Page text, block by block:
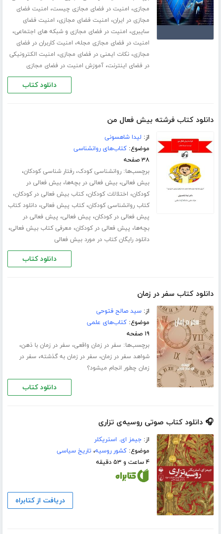
مجازی، امنیت در فضای مجازی چیست، امنیت فضای
مجازی در ایران، امنیت فضای مجازی، امنیت فضای
سایبری، امنیت در فضای مجازی و شبکه های اجتماعی،
امنیت در فضای مجازی مجله، امنیت کاربران در فضای
مجازی،نکات ایمنی در فضای مجازی، امنیت الکترونیکی
در فضای اینترنت،آموزش امنیت در فضای مجازی
دانلود کتاب
دانلود کتاب فرشته بیش فعال من
از: لیدا شاهسونی
موضوع:کتاب‌های روانشناسی
۳۸ صفحه
برچسب‌ها:روانشناسی کودک،رفتار شناسی کودکان،
بیش فعالی،بیش فعالی در بچه‌ها،بیش فعالی در
کودکان، اختلالات کودکان،کتاب بیش فعالی در کودکان،
کتاب روانشناسی کودکان،کتاب پیش فعالی،دانلود کتاب
پیش فعالی در کودکان، پیش فعالی، پیش فعالی در
بچه‌ها، پیش فعالی در کودکان، معرفی کتاب بیش فعالی،
دانلود رایگان کتاب در مورد بیش فعالی
دانلود کتاب
دانلود کتاب سفر در زمان
از:سید صالح فتوحی
موضوع:کتاب‌های علمی
۱۹ صفحه
برچسب‌ها: سفر در زمان واقعی، سفر در زمان با ذهن،
شواهد سفر در زمان، سفر در زمان به گذشته، سفر در
زمان چطور انجام میشود؟
دانلود کتاب
🎧 دانلود کتاب صوتی روسیه‌ی تزاری
از:جیمز ای. استریکلر
موضوع:کشور روسیه،تاریخ سیاسی
۴ ساعت و ۵۳ دقیقه
دریافت از کتابراه